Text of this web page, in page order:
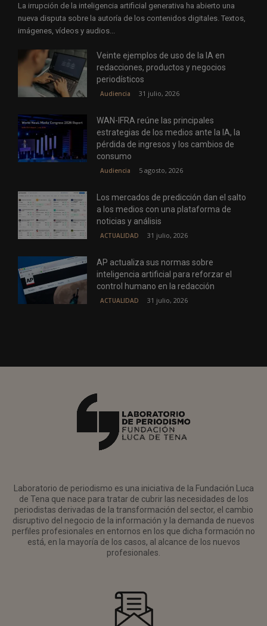
La irrupción de la inteligencia artificial generativa ha abierto una
nueva disputa sobre la autoría de los contenidos digitales. Textos,
imágenes, vídeos y audios...
Veinte ejemplos de uso de la IA en
redacciones, productos y negocios
periodísticos
Audiencia 31 julio, 2026
WAN-IFRA reúne las principales
estrategias de los medios ante la IA, la
pérdida de ingresos y los cambios de
consumo
Audiencia 5 agosto, 2026
Los mercados de predicción dan el salto
a los medios con una plataforma de
noticias y análisis
ACTUALIDAD 31 julio, 2026
AP actualiza sus normas sobre
inteligencia artificial para reforzar el
control humano en la redacción
ACTUALIDAD 31 julio, 2026
Laboratorio de periodismo es una iniciativa de la Fundación Luca
de Tena que nace para tratar de cubrir las necesidades de los
periodistas derivadas de la transformación del sector, el cambio
disruptivo del negocio de la información y la demanda de nuevos
perfiles profesionales en entornos en los que dicha formación no
está, en la mayoría de los casos, al alcance de los nuevos
profesionales.